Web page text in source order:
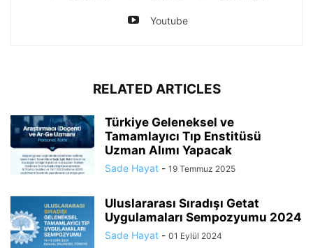
Youtube
RELATED ARTICLES
Türkiye Geleneksel ve
Tamamlayıcı Tıp Enstitüsü
Uzman Alımı Yapacak
Sade Hayat - 19 Temmuz 2025
Uluslararası Sıradışı Getat
Uygulamaları Sempozyumu 2024
Sade Hayat - 01 Eylül 2024